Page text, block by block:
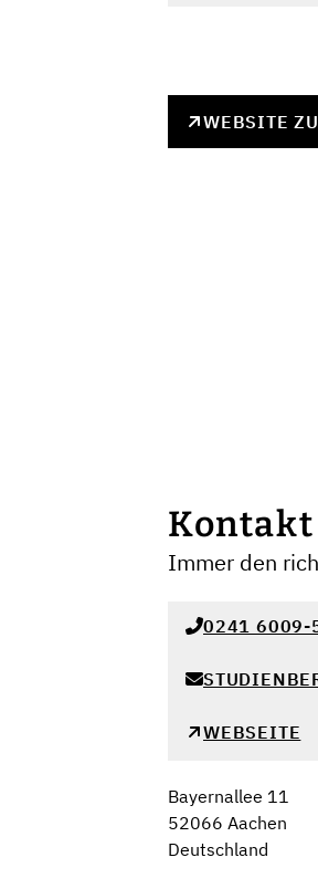
WEBSITE
Kontakt
Immer den
0241 6009-
WEBSEITE
Bayernallee 11
52066 Aachen
Deutschland